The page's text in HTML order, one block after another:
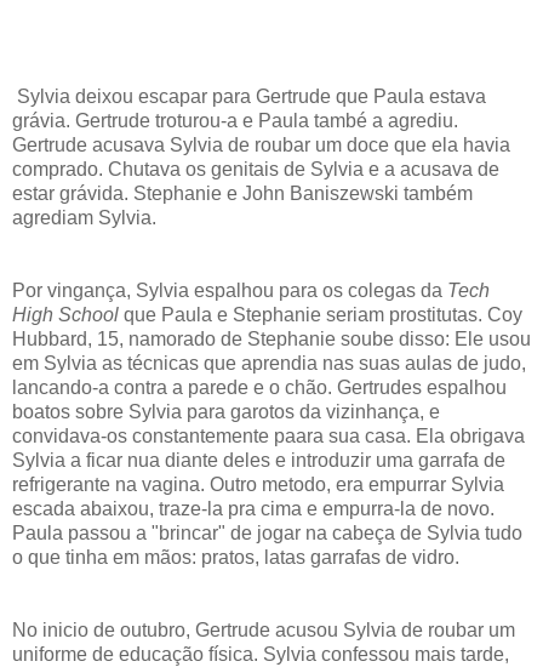
Sylvia deixou escapar para Gertrude que Paula estava
grávia. Gertrude troturou-a e Paula també a agrediu.
Gertrude acusava Sylvia de roubar um doce que ela havia
comprado. Chutava os genitais de Sylvia e a acusava de
estar grávida. Stephanie e John Baniszewski também
agrediam Sylvia.
Por vingança, Sylvia espalhou para os colegas da Tech
High School que Paula e Stephanie seriam prostitutas. Coy
Hubbard, 15, namorado de Stephanie soube disso: Ele usou
em Sylvia as técnicas que aprendia nas suas aulas de judo,
lancando-a contra a parede e o chão. Gertrudes espalhou
boatos sobre Sylvia para garotos da vizinhança, e
convidava-os constantemente paara sua casa. Ela obrigava
Sylvia a ficar nua diante deles e introduzir uma garrafa de
refrigerante na vagina. Outro metodo, era empurrar Sylvia
escada abaixou, traze-la pra cima e empurra-la de novo.
Paula passou a "brincar" de jogar na cabeça de Sylvia tudo
o que tinha em mãos: pratos, latas garrafas de vidro.
No inicio de outubro, Gertrude acusou Sylvia de roubar um
uniforme de educação física. Sylvia confessou mais tarde,